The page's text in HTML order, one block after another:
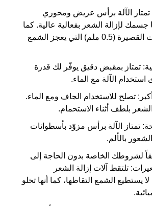
تمتاز الآلة برأس عريض ومحوري
جسمك لإزالة الشعر بفعالية عالية. كما
تلتقط الشعيرات القصيرة (0.5 ملم) التي يعجز الشمع
تمتاز بمقبض دقيق يوفّر لك قدرة
الآلة مع الماء.
تصلح للاستخدام الجاف ومع الماء.
بلطف أثناء الاستحمام.
تمتاز الآلة برأس مزوّد بأسطوانات
بالألم.
لشروطك الخاصة بدون الحاجة إلى
تلتقط آلات إزالة الشعر
يستطيع الشمع التقاطها، كما أنها تخلو